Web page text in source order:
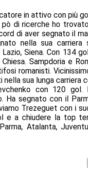
in attivo con più
di ricerche ho
di aver segnato il
nella sua carriera
Lazio, Siena. Con 134
Sampdoria e
romanisti.
nella sua lunga carriera
con 120
Ha segnato con il
Trezeguet con i
e a chiudere la top
Atalanta,